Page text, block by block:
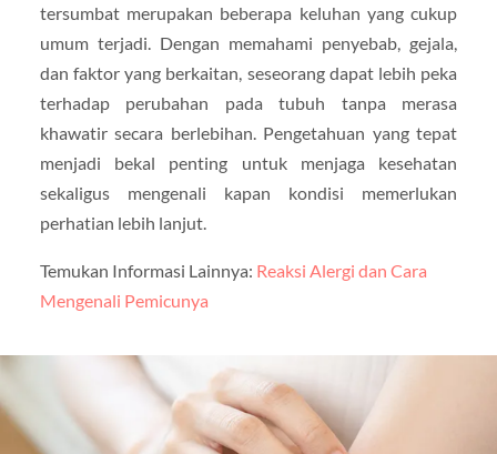
tersumbat merupakan beberapa keluhan yang cukup
umum terjadi. Dengan memahami penyebab, gejala,
dan faktor yang berkaitan, seseorang dapat lebih peka
terhadap perubahan pada tubuh tanpa merasa
khawatir secara berlebihan. Pengetahuan yang tepat
menjadi bekal penting untuk menjaga kesehatan
sekaligus mengenali kapan kondisi memerlukan
perhatian lebih lanjut.
Temukan Informasi Lainnya: Reaksi Alergi dan Cara
Mengenali Pemicunya